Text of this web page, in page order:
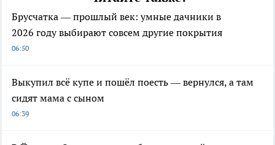
Брусчатка — прошлый век: умные дачники в
2026 году выбирают совсем другие покрытия
06:50
Выкупил всё купе и пошёл поесть — вернулся, а там
сидят мама с сыном
06:39